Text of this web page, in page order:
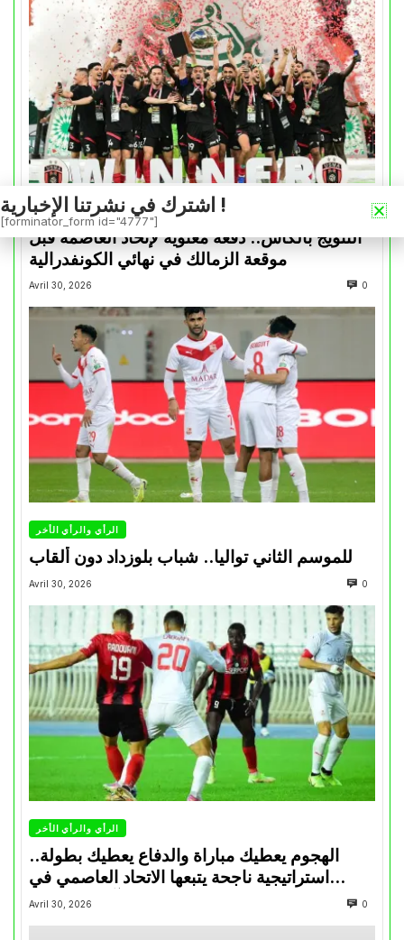
كأس الكونفدرالية
التتويج بالكأس.. دفعة معنوية لإتحاد العاصمة قبل
موقعة الزمالك في نهائي الكونفدرالية
Avril 30, 2026 0
الرأي والرأي الأخر
للموسم الثاني تواليا.. شباب بلوزداد دون ألقاب
Avril 30, 2026 0
الرأي والرأي الأخر
الهجوم يعطيك مباراة والدفاع يعطيك بطولة..
استراتيجية ناجحة يتبعها الاتحاد العاصمي في
تتويجاته آخر السنوات
Avril 30, 2026 0
اشترك في نشرتنا الإخبارية !
[forminator_form id="4777"]